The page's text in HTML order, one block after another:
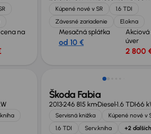
na
Kúpené nové v SR
1.6 TDI
Závesné zariadenie
El.okna
Mesačná splátka
od 10 €
úver
2 800
Škoda Fabia
2013246 815 kmDiesel1.6 TDI66
Servisná knižka
Kúpené nové v
1.6 TDI
Serv.kniha +2 ďalších